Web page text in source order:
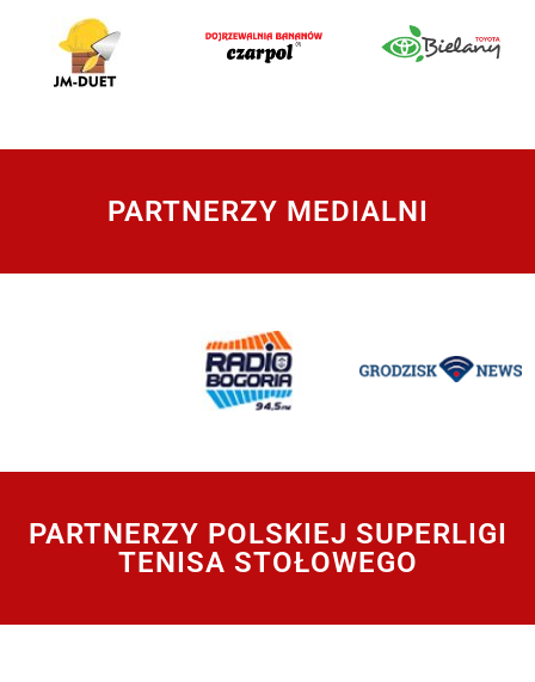
PARTNERZY MEDIALNI
PARTNERZY POLSKIEJ SUPERLIGI
TENISA STOŁOWEGO